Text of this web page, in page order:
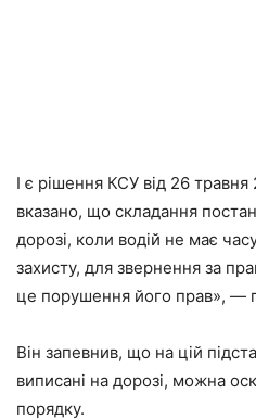
І є рішення КСУ від 26 травня
вказано, що складання
дорозі, коли водій не має
захисту, для звернення за
це порушення його прав», —
Він запевнив, що на цій
виписані на дорозі, можна
порядку.